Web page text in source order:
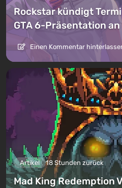
Rockstar kündigt
GTA 6-Präsentation an
Einen Kommentar
Artikel 18 Stunden zurück
Mad King Redemption